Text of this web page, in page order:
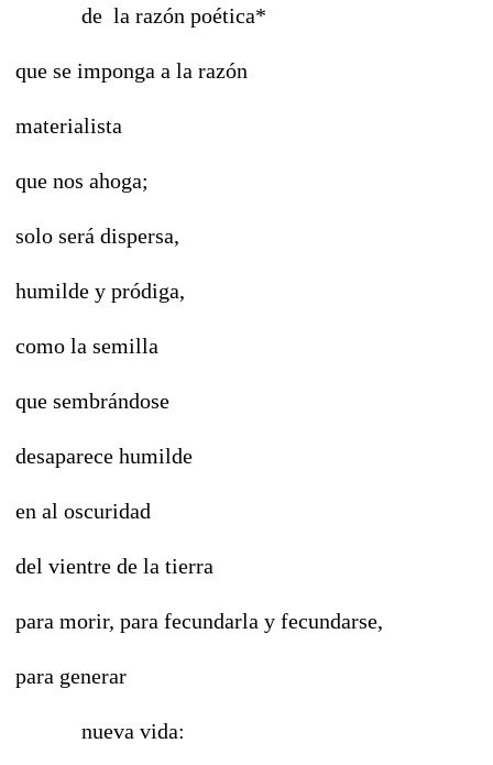
de la razón poética*
que se imponga a la razón
materialista
que nos ahoga;
solo será dispersa,
humilde y pródiga,
como la semilla
que sembrándose
desaparece humilde
en al oscuridad
del vientre de la tierra
para morir, para fecundarla y fecundarse,
para generar
nueva vida: